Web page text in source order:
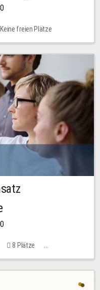
Keine freien Plätze
8 Plätze